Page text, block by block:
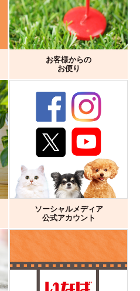
お客様からの
お便り
ソーシャルメディア
公式アカウント